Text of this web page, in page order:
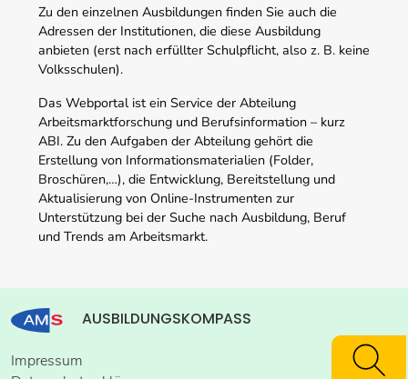
Zu den einzelnen Ausbildungen finden Sie auch die
Adressen der Institutionen, die diese Ausbildung
anbieten (erst nach erfüllter Schulpflicht, also z. B. keine
Volksschulen).
Das Webportal ist ein Service der Abteilung
Arbeitsmarktforschung und Berufsinformation – kurz
ABI. Zu den Aufgaben der Abteilung gehört die
Erstellung von Informationsmaterialien (Folder,
Broschüren,…), die Entwicklung, Bereitstellung und
Aktualisierung von Online-Instrumenten zur
Unterstützung bei der Suche nach Ausbildung, Beruf
und Trends am Arbeitsmarkt.
AUSBILDUNGSKOMPASS
Impressum